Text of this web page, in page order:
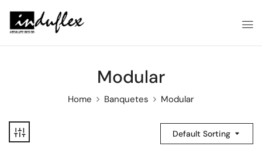
Modular
Home Banquetes Modular
Default Sorting